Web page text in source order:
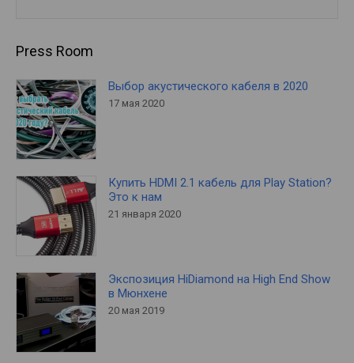
Press Room
Выбор акустического кабеля в 2020
17 мая 2020
Купить HDMI 2.1 кабель для Play Station?
Это к нам
21 января 2020
Экспозиция HiDiamond на High End Show
в Мюнхене
20 мая 2019